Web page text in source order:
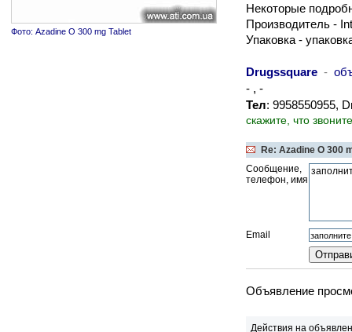
Фото: Azadine O 300 mg Tablet
Некоторые
Производитель -
Упаковка -
Drugssquare -
- , -
Тел: 9958550955,
скажите, что
Re: Azadine O 300
Сообщение,
телефон, имя
Email
Объявление
Действия на